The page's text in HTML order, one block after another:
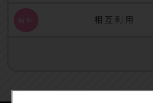
相互利用